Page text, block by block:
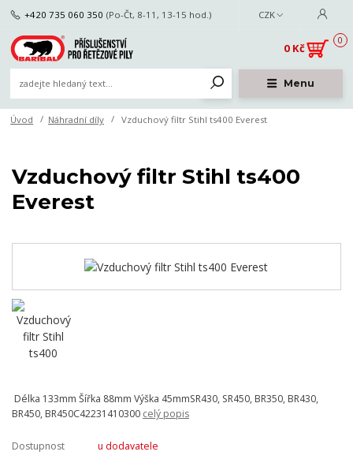
Menu
CZK
+420 735 060 350 (Po-Čt, 8-11, 13-15 hod.)
0
0 Kč
Úvod Náhradní díly Vzduchový filtr Stihl ts400 Everest
Vzduchový filtr Stihl ts400
Everest
Délka 133mm Šířka 88mm Výška 45mmSR430, SR450, BR350, BR430,
BR450, BR450C42231410300 celý popis
Dostupnost u dodavatele